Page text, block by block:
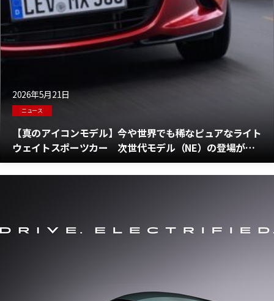
2026年5月21日
ニュース
【真のアイコンモデル】今や世界でも稀なピュアなライト
ウェイトスポーツカー 次世代モデル（NE）の登場が待
ちきれない マツダ ロードスターの現状報告